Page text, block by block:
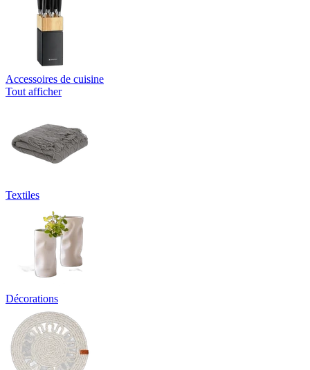
Accessoires de cuisine
Tout afficher
Textiles
Décorations